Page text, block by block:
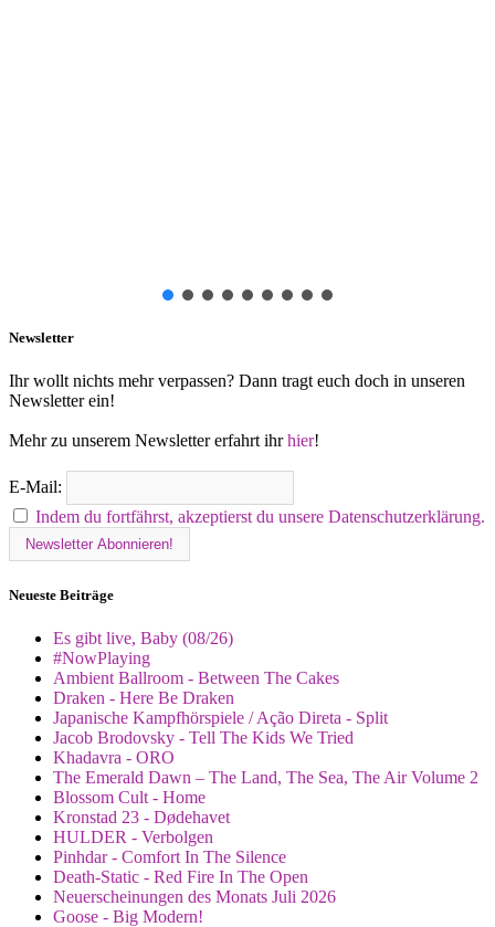
Newsletter
Ihr wollt nichts mehr verpassen? Dann tragt euch doch in unseren
Newsletter ein!
Mehr zu unserem Newsletter erfahrt ihrhier!
E-Mail:
Indem du fortfährst, akzeptierst du unsere Datenschutzerklärung.
Neueste Beiträge
Es gibt live, Baby (08/26)
#NowPlaying
Ambient Ballroom - Between The Cakes
Draken - Here Be Draken
Japanische Kampfhörspiele / Ação Direta - Split
Jacob Brodovsky - Tell The Kids We Tried
Khadavra - ORO
The Emerald Dawn – The Land, The Sea, The Air Volume 2
Blossom Cult - Home
Kronstad 23 - Dødehavet
HULDER - Verbolgen
Pinhdar - Comfort In The Silence
Death-Static - Red Fire In The Open
Neuerscheinungen des Monats Juli 2026
Goose - Big Modern!